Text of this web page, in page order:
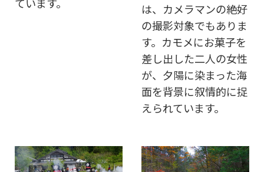
は、カメラマンの絶好
の撮影対象でもありま
す。カモメにお菓子を
差し出した二人の女性
が、夕陽に染まった海
面を背景に叙情的に捉
えられています。